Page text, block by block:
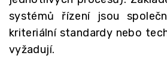
systémů řízení jsou
kriteriální standardy nebo
vyžadují.